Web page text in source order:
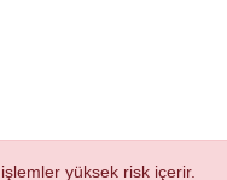
yüksek risk içerir.